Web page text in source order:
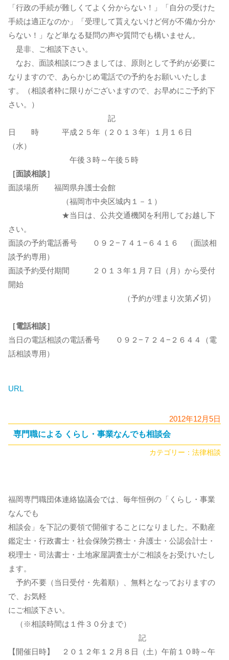
「行政の手続が難しくてよく分からない！」「自分の受けた
手続は適正なのか」「受理して貰えないけど何が不備か分か
らない！」など単なる疑問の声や質問でも構いません。
是非、ご相談下さい。
なお、面談相談につきましては、原則として予約が必要に
なりますので、あらかじめ電話での予約をお願いいたしま
す。（相談者枠に限りがございますので、お早めにご予約下
さい。）
記
日 時 平成２５年（２０１３年）１月１６日
（水）
午後３時～午後５時
［面談相談］
面談場所 福岡県弁護士会館
（福岡市中央区城内１－１）
★当日は、公共交通機関を利用してお越し下
さい。
面談の予約電話番号 ０９２−７４１−６４１６ （面談相
談予約専用）
面談予約受付期間 ２０１３年１月７日（月）から受付
開始
（予約が埋まり次第〆切）
［電話相談］
当日の電話相談の電話番号 ０９２−７２４−２６４４（電
話相談専用）
URL
2012年12月5日
専門職による くらし・事業なんでも相談会
カテゴリー： 法律相談
福岡専門職団体連絡協議会では、毎年恒例の「くらし・事業
なんでも
相談会」を下記の要領で開催することになりました。不動産
鑑定士・行政書士・社会保険労務士・弁護士・公認会計士・
税理士・司法書士・土地家屋調査士がご相談をお受けいたし
ます。
予約不要（当日受付・先着順）、無料となっておりますの
で、お気軽
にご相談下さい。
（※相談時間は１件３０分まで）
記
【開催日時】 ２０１２年１２月８日（土）午前１０時～午